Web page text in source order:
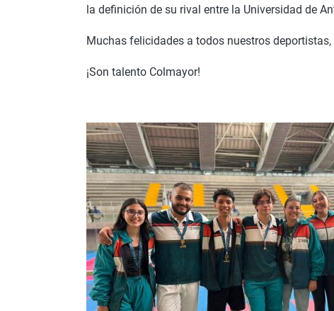
la definición de su rival entre la Universidad de
Muchas felicidades a todos nuestros
¡Son talento Colmayor!